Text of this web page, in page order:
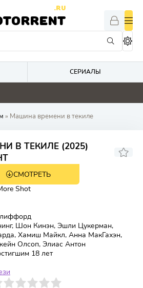
.RU
СЕРИАЛЫ
0 2
» Машина времени в текиле
В ТЕКИЛЕ (2025)
СМОТРЕТЬ
Shot
Шон Кинэн, Эшли Цукерман,
Хамиш Майкл, Анна МакГахэн,
Олсоп, Элиас Антон
18 лет